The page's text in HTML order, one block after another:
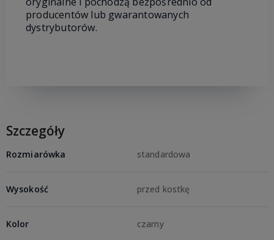
producentów lub gwarantowanych
dystrybutorów.
Szczegóły
Rozmiarówka standardowa
Wysokość przed kostkę
Kolor czarny